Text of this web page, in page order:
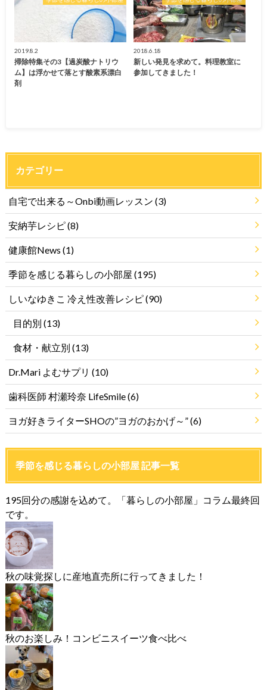
2019.8.2
掃除特集その3【過炭酸ナトリウ
ム】は浮かせて落とす酸素系漂白
剤
2018.6.18
新しい発見を求めて。料理教室に
参加してきました！
カテゴリー
自宅で出来る～Onbi動画レッスン (3)
安納芋レシピ(8)
健康館News (1)
季節を感じる暮らしの小部屋 (195)
しいなゆきこ 冷え性改善レシピ(90)
目的別 (13)
食材・献立別 (13)
Dr.Mari よむサプリ (10)
歯科医師 村瀬玲奈 LifeSmile(6)
ヨガ好きライターSHOの”ヨガのおかげ～”(6)
季節を感じる暮らしの小部屋 記事一覧
195回分の感謝を込めて。「暮らしの小部屋」コラム最終回
です。
秋の味覚探しに産地直売所に行ってきました！
秋のお楽しみ！コンビニスイーツ食べ比べ